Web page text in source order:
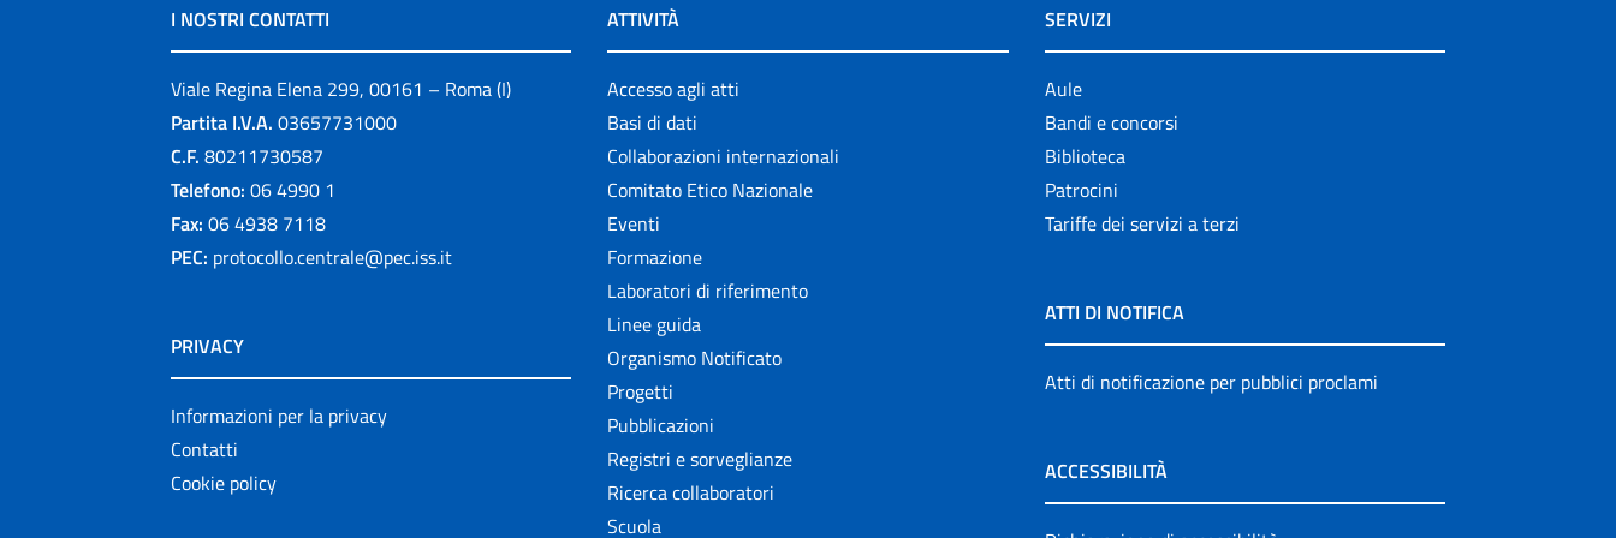
I NOSTRI CONTATTI
Viale Regina Elena 299, 00161 – Roma (I)
Partita I.V.A. 03657731000
C.F. 80211730587
Telefono: 06 4990 1
Fax: 06 4938 7118
PEC: protocollo.centrale@pec.iss.it
PRIVACY
Informazioni per la privacy
Contatti
Cookie policy
ATTIVITÀ
Accesso agli atti
Basi di dati
Collaborazioni internazionali
Comitato Etico Nazionale
Eventi
Formazione
Laboratori di riferimento
Linee guida
Organismo Notificato
Progetti
Pubblicazioni
Registri e sorveglianze
Ricerca collaboratori
Scuola
SERVIZI
Aule
Bandi e concorsi
Biblioteca
Patrocini
Tariffe dei servizi a terzi
ATTI DI NOTIFICA
Atti di notificazione per pubblici proclami
ACCESSIBILITÀ